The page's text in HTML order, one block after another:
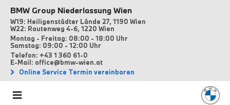
BMW Group Niederlassung Wien
W19: Heiligenstädter Lände 27, 1190 Wien
W22: Rautenweg 4-6, 1220 Wien
Montag - Freitag: 08:00 - 18:00 Uhr
Samstag: 09:00 - 12:00 Uhr
Telefon: +43 1 360 61-0
E-Mail: office@bmw-wien.at
Online Service Termin vereinbaren